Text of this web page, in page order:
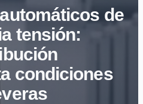
de
tensión:
condiciones